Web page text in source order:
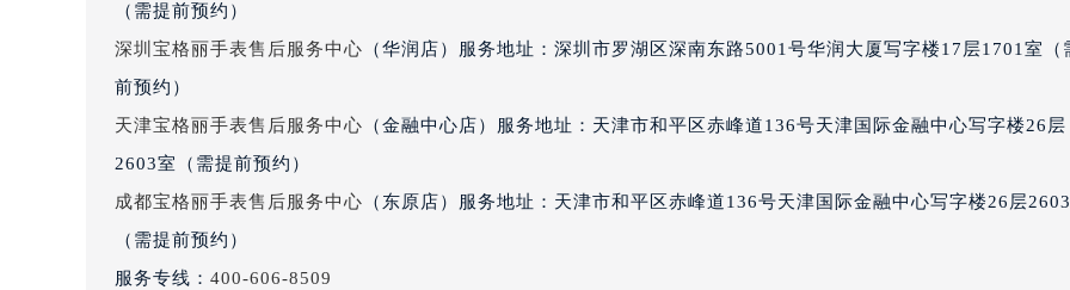
（需提前预约）
深圳宝格丽手表售后服务中心 （华润店）服务地址：深圳市罗湖区深南东路5001号华润大厦写字楼17层1701室（
前预约）
天津宝格丽手表售后服务中心 （金融中心店）服务地址：天津市和平区赤峰道136号天津国际金融中心写字楼26层
2603室（需提前预约）
成都宝格丽手表售后服务中心 （东原店）服务地址：天津市和平区赤峰道136号天津国际金融中心写字楼26层
（需提前预约）
服务专线： 400-606-8509